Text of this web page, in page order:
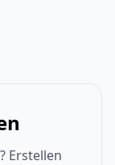
Erstellen